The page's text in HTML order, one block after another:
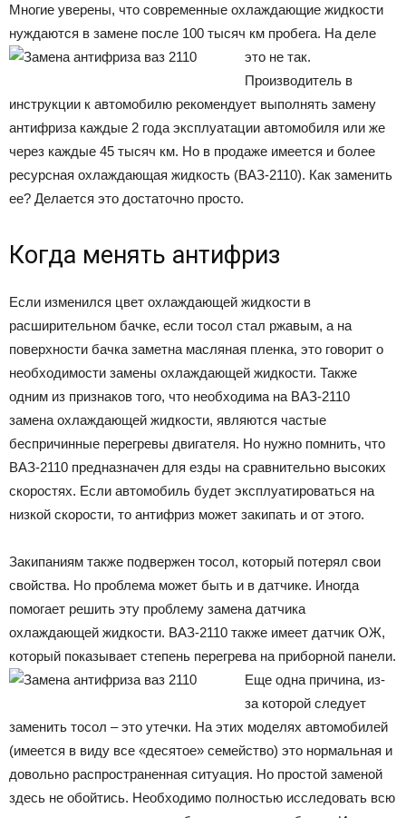
Многие уверены, что современные охлаждающие жидкости
нуждаются в замене после 100 тысяч км пробега. На деле
это не так.
Производитель в
инструкции к автомобилю рекомендует выполнять замену
антифриза каждые 2 года эксплуатации автомобиля или же
через каждые 45 тысяч км. Но в продаже имеется и более
ресурсная охлаждающая жидкость (ВАЗ-2110). Как заменить
ее? Делается это достаточно просто.
Когда менять антифриз
Если изменился цвет охлаждающей жидкости в
расширительном бачке, если тосол стал ржавым, а на
поверхности бачка заметна масляная пленка, это говорит о
необходимости замены охлаждающей жидкости. Также
одним из признаков того, что необходима на ВАЗ-2110
замена охлаждающей жидкости, являются частые
беспричинные перегревы двигателя. Но нужно помнить, что
ВАЗ-2110 предназначен для езды на сравнительно высоких
скоростях. Если автомобиль будет эксплуатироваться на
низкой скорости, то антифриз может закипать и от этого.
Закипаниям также подвержен тосол, который потерял свои
свойства. Но проблема может быть и в датчике. Иногда
помогает решить эту проблему замена датчика
охлаждающей жидкости. ВАЗ-2110 также имеет датчик ОЖ,
который показывает степень перегрева на приборной панели.
Еще одна причина, из-
за которой следует
заменить тосол – это утечки. На этих моделях автомобилей
(имеется в виду все «десятое» семейство) это нормальная и
довольно распространенная ситуация. Но простой заменой
здесь не обойтись. Необходимо полностью исследовать всю